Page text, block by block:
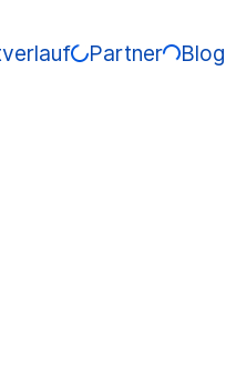
Partner Blog